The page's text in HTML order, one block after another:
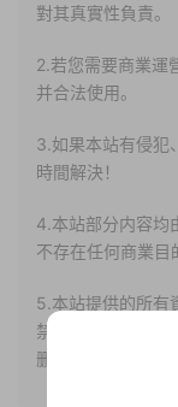
對其真實性負責。
2.若您需要商業運
并合法使用。
3.如果本站有侵犯
時間解決！
4.本站部分内容均
不存在任何商業目
5.本站提供的所有
禁止下載本站資
删除!